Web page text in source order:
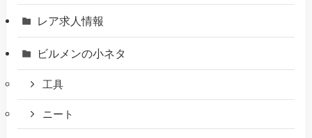
レア求人情報
ビルメンの小ネタ
工具
ニート